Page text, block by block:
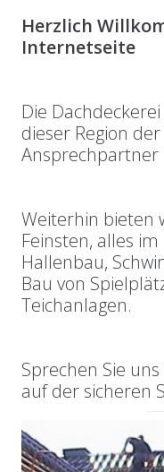
Herzlich
Internetseite
Die
dieser Region
Ansprechpartner
Weiterhin bieten
Feinsten, alles
Hallenbau,
Bau von
Teichanlagen.
Sprechen Sie
auf der sicheren